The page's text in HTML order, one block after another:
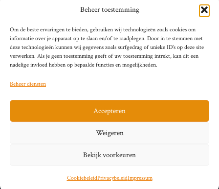
Beheer toestemming
Om de beste ervaringen te bieden, gebruiken wij technologieën zoals cookies om
informatie over je apparaat op te slaan en/of te raadplegen. Door in te stemmen met
deze technologieën kunnen wij gegevens zoals surfgedrag of unieke ID's op deze site
verwerken. Als je geen toestemming geeft of uw toestemming intrekt, kan dit een
nadelige invloed hebben op bepaalde functies en mogelijkheden.
Beheer diensten
Accepteren
Weigeren
Bekijk voorkeuren
CookiebeleidPrivacybeleidImpressum
ZAKELIJK
Hardnekkige Inflatie bij de ‘Grote Vier’
van de Eurozone
Mei 29, 2026
Sitemap Contact Privacybeleid (EU)
Impressum
Cookiebeleid (EU)